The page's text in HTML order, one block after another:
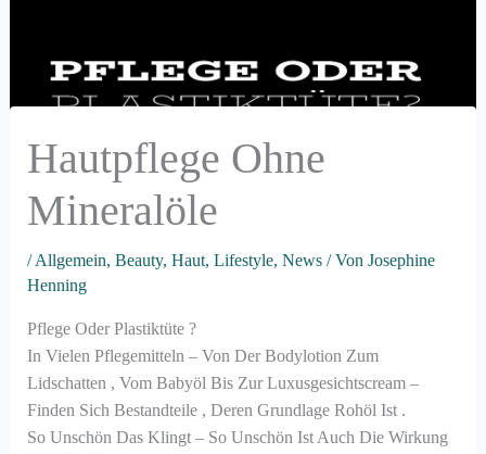
Hautpflege Ohne
Mineralöle
/Allgemein, Beauty, Haut, Lifestyle, News/ Von Josephine
Henning
Pflege Oder Plastiktüte ?
In Vielen Pflegemitteln – Von Der Bodylotion Zum
Lidschatten , Vom Babyöl Bis Zur Luxusgesichtscream –
Finden Sich Bestandteile , Deren Grundlage Rohöl Ist .
So Unschön Das Klingt – So Unschön Ist Auch Die Wirkung